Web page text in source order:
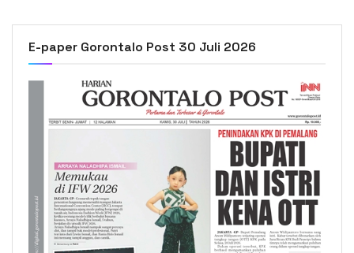
E-paper Gorontalo Post 30 Juli 2026